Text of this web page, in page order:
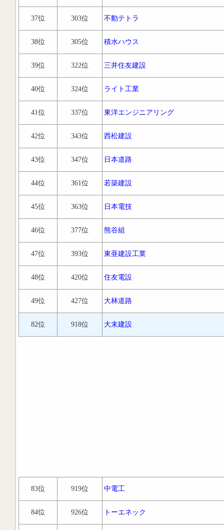
37位 303位 不動テトラ
38位 305位 積水ハウス
39位 322位 三井住友建設
40位 324位 ライト工業
41位 337位 東洋エンジニアリング
42位 343位 西松建設
43位 347位 日本道路
44位 361位 若築建設
45位 363位 日本電技
46位 377位 熊谷組
47位 393位 東亜建設工業
48位 420位 住友電設
49位 427位 大林道路
82位 918位 大末建設
83位 919位 中電工
84位 926位 トーエネック